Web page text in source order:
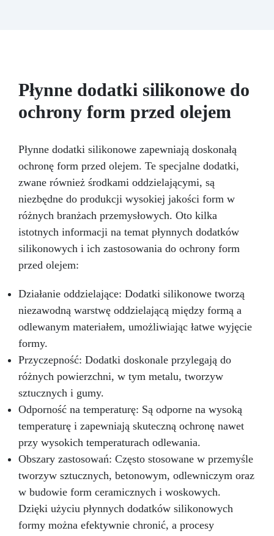
Opracowana specjalnie do żywic epoksydowych
i akrylowych, zapewniając jednolitą mieszankę.
Niekompatybilna z Żywicami
Poliuretanowymi: Używaj wyłącznie z żywicami
żywic poliuretanowych Resin Pro.
Płynne dodatki silikonowe do
ochrony form przed olejem
Płynne dodatki silikonowe zapewniają doskonałą
ochronę form przed olejem. Te specjalne dodatki,
zwane również środkami oddzielającymi, są
niezbędne do produkcji wysokiej jakości form w
różnych branżach przemysłowych. Oto kilka
istotnych informacji na temat płynnych dodatków
silikonowych i ich zastosowania do ochrony form
przed olejem:
Działanie oddzielające: Dodatki silikonowe tworzą
niezawodną warstwę oddzielającą między formą a
odlewanym materiałem, umożliwiając łatwe wyjęcie
formy.
Przyczepność: Dodatki doskonale przylegają do
różnych powierzchni, w tym metalu, tworzyw
sztucznych i gumy.
Odporność na temperaturę: Są odporne na wysoką
temperaturę i zapewniają skuteczną ochronę nawet
przy wysokich temperaturach odlewania.
Obszary zastosowań: Często stosowane w przemyśle
tworzyw sztucznych, betonowym, odlewniczym oraz
w budowie form ceramicznych i woskowych.
Dzięki użyciu płynnych dodatków silikonowych
formy można efektywnie chronić, a procesy